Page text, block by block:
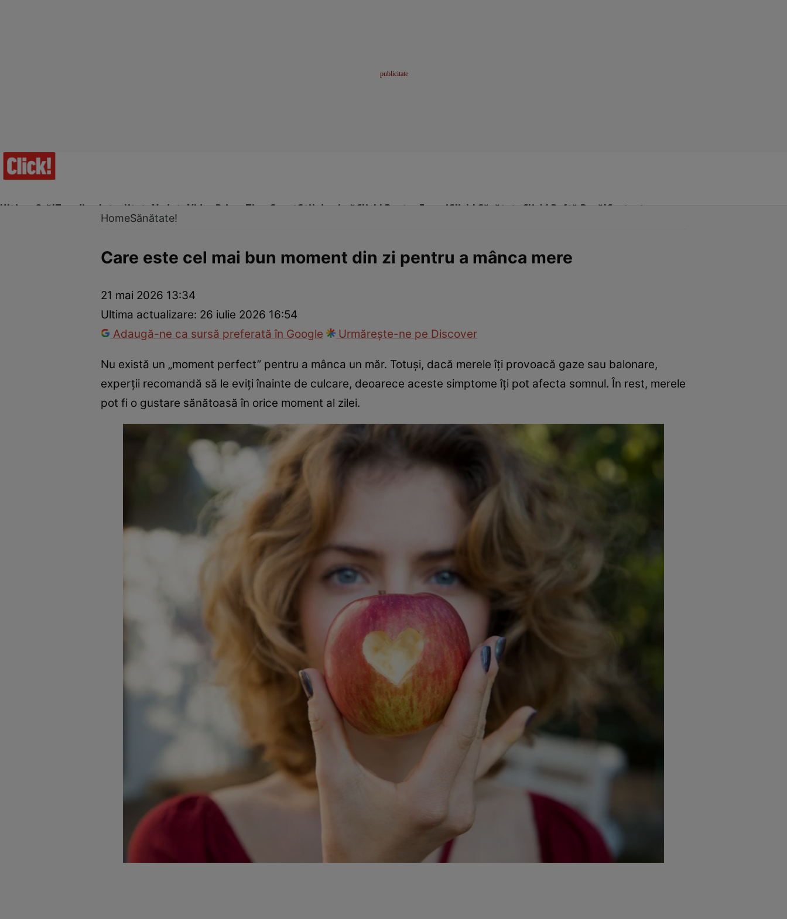
Ultima Oră!Trending Actualitate Vedete Video Prime Time SportStil de viațăClick! Pentru FemeiClick! Sănătate Click! Poftă Bună!Contact
Prevenție și tratamentRemedii naturiste
HomeSănătate!
Care este cel mai bun moment din zi pentru a mânca mere
21 mai 2026 13:34
Ultima actualizare: 26 iulie 2026 16:54
Adaugă-ne ca sursă preferată în Google
Urmărește-ne pe Discover
Nu există un „moment perfect” pentru a mânca un măr. Totuși, dacă merele îți provoacă gaze sau balonare,
experții recomandă să le eviți înainte de culcare, deoarece aceste simptome îți pot afecta somnul. În rest, merele
pot fi o gustare sănătoasă în orice moment al zilei.